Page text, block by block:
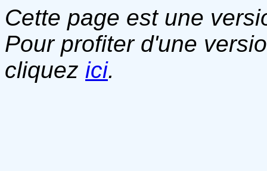
Cette page est une
Pour profiter d'une
cliquez ici.